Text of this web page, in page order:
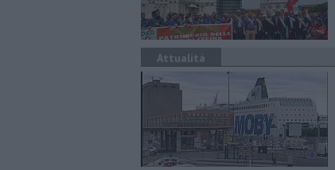
Attualità